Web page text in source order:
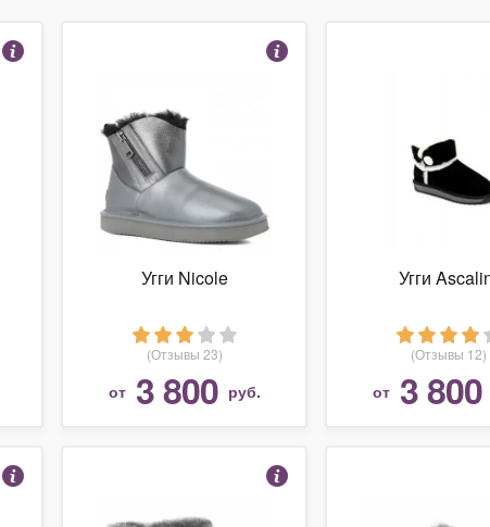
Угги Nicole
(Отзывы 23)
от 3 800 руб.
Угги
(Отзывы 12)
от 3 800